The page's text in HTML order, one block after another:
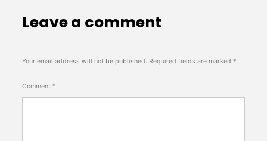
Leave a comment
Your email address will not be published. Required fields are marked *
Comment *